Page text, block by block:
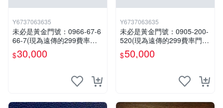
Y6737063635
未必是黃金門號：0966-67-6
66-7(現為遠傳的299費率門
號，屆時將以無約狀態過
戶)。
$30,000
Y6737063635
未必是黃金門號：0905-200-
520(現為遠傳的299費率門
號，屆時將以無約狀態過
戶)。
$50,000